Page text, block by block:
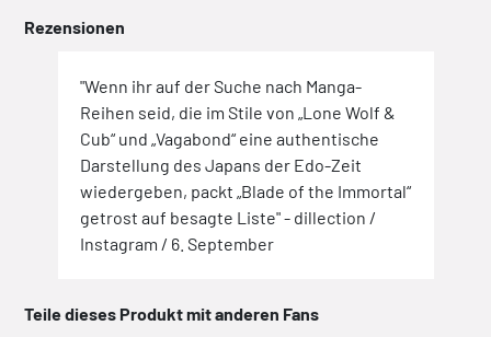
Rezensionen
"Wenn ihr auf der Suche nach Manga-
Reihen seid, die im Stile von „Lone Wolf &
Cub“ und „Vagabond“ eine authentische
Darstellung des Japans der Edo-Zeit
wiedergeben, packt „Blade of the Immortal“
getrost auf besagte Liste" - dillection /
Instagram / 6. September
Teile dieses Produkt mit anderen Fans